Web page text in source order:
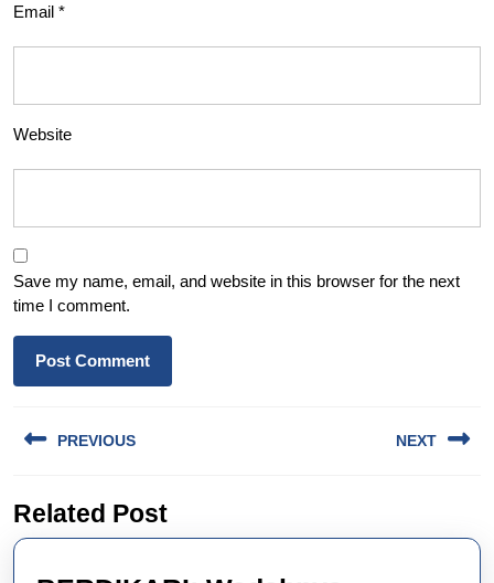
Email *
Website
Save my name, email, and website in this browser for the next
time I comment.
navigation
PREVIOUS
post:
NEXT
Related Post